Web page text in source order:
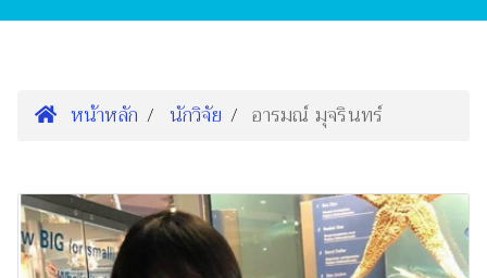
หน้าหลัก นักวิจัย อารมณ์ มุจรินทร์